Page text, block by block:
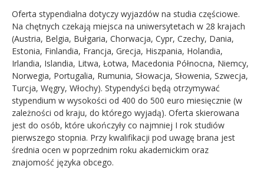
Oferta stypendialna dotyczy wyjazdów na studia częściowe.
Na chętnych czekają miejsca na uniwersytetach w 28 krajach
(Austria, Belgia, Bułgaria, Chorwacja, Cypr, Czechy, Dania,
Estonia, Finlandia, Francja, Grecja, Hiszpania, Holandia,
Irlandia, Islandia, Litwa, Łotwa, Macedonia Północna, Niemcy,
Norwegia, Portugalia, Rumunia, Słowacja, Słowenia, Szwecja,
Turcja, Węgry, Włochy). Stypendyści będą otrzymywać
stypendium w wysokości od 400 do 500 euro miesięcznie (w
zależności od kraju, do którego wyjadą). Oferta skierowana
jest do osób, które ukończyły co najmniej I rok studiów
pierwszego stopnia. Przy kwalifikacji pod uwagę brana jest
średnia ocen w poprzednim roku akademickim oraz
znajomość języka obcego.